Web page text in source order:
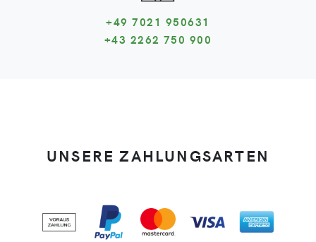
+49 7021 950631
+43 2262 750 900
UNSERE ZAHLUNGSARTEN